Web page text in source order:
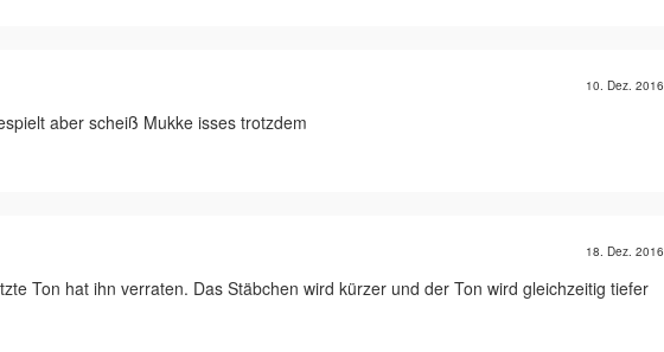
10. Dez. 2016
aber scheiß Mukke isses trotzdem
18. Dez. 2016
Ton hat ihn verraten. Das Stäbchen wird kürzer und der Ton wird gleichzeitig tiefer